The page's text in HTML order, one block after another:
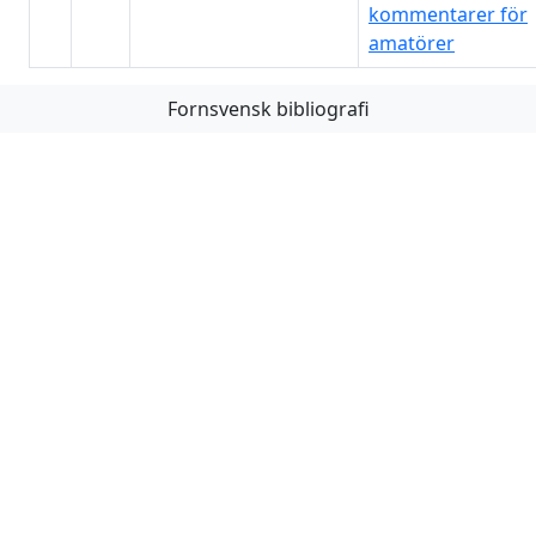
kommentarer för
amatörer
Föregående Nästa
Fornsvensk bibliografi